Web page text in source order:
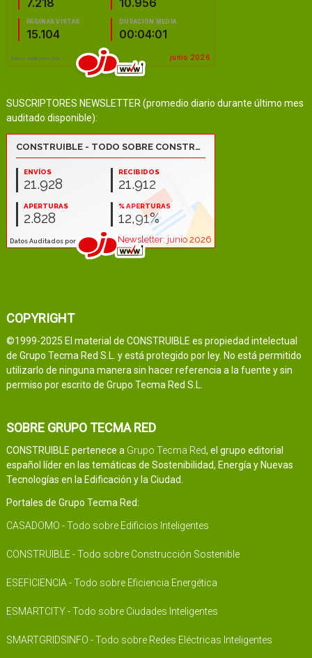
SUSCRIPTORES NEWSLETTER (promedio diario durante último mes
auditado disponible):
COPYRIGHT
©1999-2025 El material de CONSTRUIBLE es propiedad intelectual
de Grupo Tecma Red S.L. y está protegido por ley. No está permitido
utilizarlo de ninguna manera sin hacer referencia a la fuente y sin
permiso por escrito de Grupo Tecma Red S.L.
SOBRE GRUPO TECMA RED
CONSTRUIBLE pertenece a Grupo Tecma Red, el grupo editorial
español líder en las temáticas de Sostenibilidad, Energía y Nuevas
Tecnologías en la Edificación y la Ciudad.
Portales de Grupo Tecma Red:
CASADOMO - Todo sobre Edificios Inteligentes
CONSTRUIBLE - Todo sobre Construcción Sostenible
ESEFICIENCIA - Todo sobre Eficiencia Energética
ESMARTCITY - Todo sobre Ciudades Inteligentes
SMARTGRIDSINFO - Todo sobre Redes Eléctricas Inteligentes